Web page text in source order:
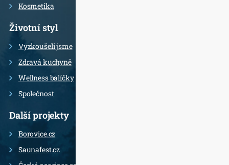
Kosmetika
Životní styl
Vyzkoušeli jsme
Zdravá kuchyně
Wellness balíčky
Společnost
Další projekty
Borovice.cz
Saunafest.cz